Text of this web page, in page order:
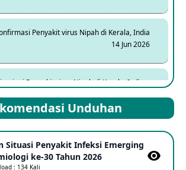
Penyakit virus Nipah di Kerala, India
14 Jun 2026
Penyakit virus Nipah di Kerala, India
1b di Taiwan
25 May 2026
Unduhan
Situasi Penyakit Infeksi Emerging
ke-30 Tahun 2026
: 134 Kali